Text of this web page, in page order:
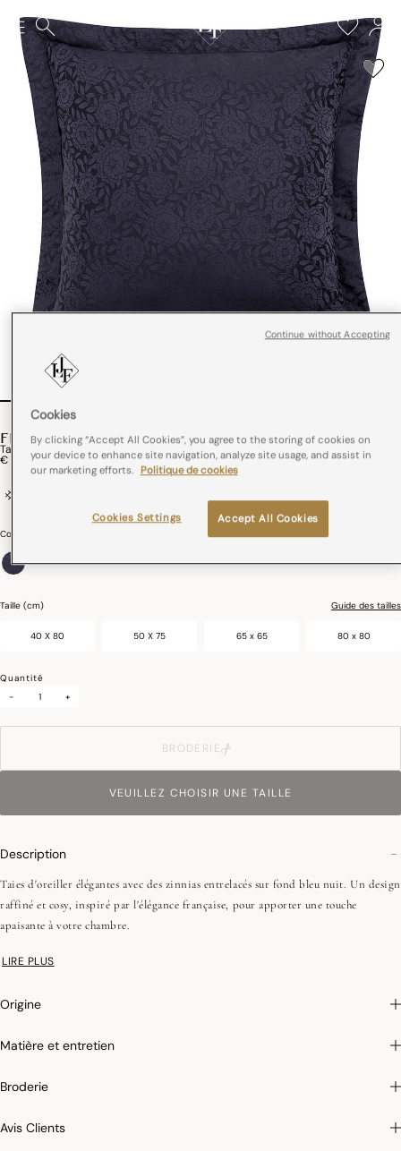
FLORA
Taie D'oreiller Flora Coton
€ 45,00
Couleurs :
Taille (cm) Guide des tailles
40 X 80 50 X 75 65 x 65 80 x 80
Quantité
-
+
BRODERIE
VEUILLEZ CHOISIR UNE TAILLE
Description
Taies d'oreiller élégantes avec des zinnias entrelacés sur fond bleu nuit. Un design
raffiné et cosy, inspiré par l'élégance française, pour apporter une touche
apaisante à votre chambre.
Verso en satin : 118 fils/cm², 300 TC
assurer une similitude parfaite avec le produit vendu, notamment en ce qui
LIRE PLUS
Origine
Matière et entretien
Broderie
Avis Clients
Cookies
By clicking “Accept All Cookies”, you agree to the storing of cookies on
your device to enhance site navigation, analyze site usage, and assist in
our marketing efforts. Politique de cookies
Accept All Cookies
Cookies Settings
Continue without Accepting